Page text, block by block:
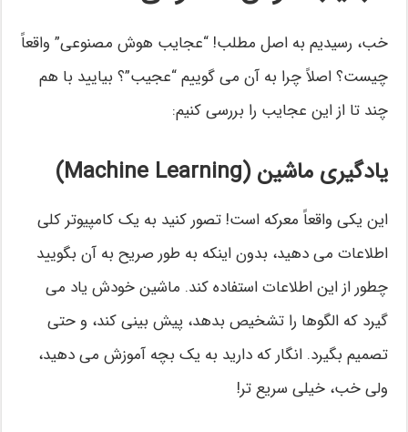
خب، رسیدیم به اصل مطلب! “عجایب هوش مصنوعی” واقعاً
چیست؟ اصلاً چرا به آن می گوییم “عجیب”؟ بیایید با هم
چند تا از این عجایب را بررسی کنیم:
یادگیری ماشین (Machine Learning)
این یکی واقعاً معرکه است! تصور کنید به یک کامپیوتر کلی
اطلاعات می دهید، بدون اینکه به طور صریح به آن بگویید
چطور از این اطلاعات استفاده کند. ماشین خودش یاد می
گیرد که الگوها را تشخیص بدهد، پیش بینی کند، و حتی
تصمیم بگیرد. انگار که دارید به یک بچه آموزش می دهید،
ولی خب، خیلی سریع تر!